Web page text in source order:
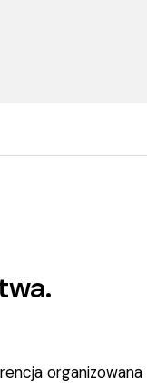
organizowana